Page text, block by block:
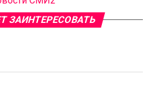
ЗАИНТЕРЕСОВАТЬ